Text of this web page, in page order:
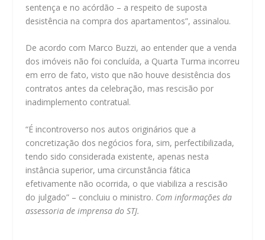
sentença e no acórdão – a respeito de suposta
desistência na compra dos apartamentos”, assinalou.
De acordo com Marco Buzzi, ao entender que a venda
dos imóveis não foi concluída, a Quarta Turma incorreu
em erro de fato, visto que não houve desistência dos
contratos antes da celebração, mas rescisão por
inadimplemento contratual.
“É incontroverso nos autos originários que a
concretização dos negócios fora, sim, perfectibilizada,
tendo sido considerada existente, apenas nesta
instância superior, uma circunstância fática
efetivamente não ocorrida, o que viabiliza a rescisão
do julgado” – concluiu o ministro. Com informações da
assessoria de imprensa do STJ.